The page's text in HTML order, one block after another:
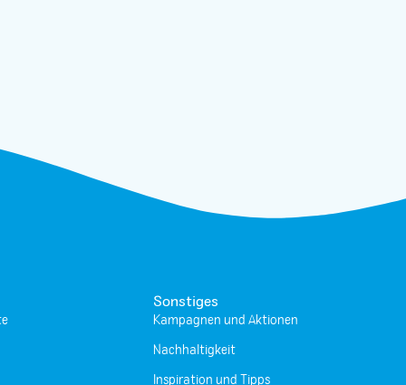
Sonstiges
Kampagnen und Aktionen
Nachhaltigkeit
Inspiration und Tipps